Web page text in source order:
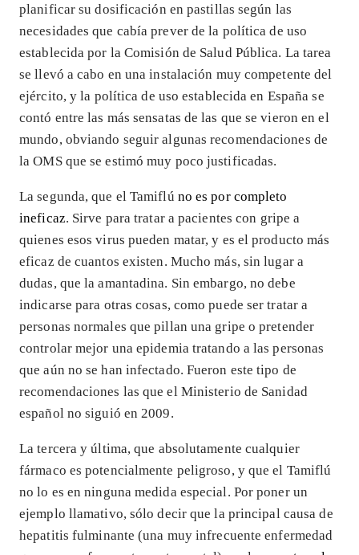
planificar su dosificación en pastillas según las
necesidades que cabía prever de la política de uso
establecida por la Comisión de Salud Pública. La tarea
se llevó a cabo en una instalación muy competente del
ejército, y la política de uso establecida en España se
contó entre las más sensatas de las que se vieron en el
mundo, obviando seguir algunas recomendaciones de
la OMS que se estimó muy poco justificadas.
La segunda, que el Tamiflú no es por completo
ineficaz. Sirve para tratar a pacientes con gripe a
quienes esos virus pueden matar, y es el producto más
eficaz de cuantos existen. Mucho más, sin lugar a
dudas, que la amantadina. Sin embargo, no debe
indicarse para otras cosas, como puede ser tratar a
personas normales que pillan una gripe o pretender
controlar mejor una epidemia tratando a las personas
que aún no se han infectado. Fueron este tipo de
recomendaciones las que el Ministerio de Sanidad
español no siguió en 2009.
La tercera y última, que absolutamente cualquier
fármaco es potencialmente peligroso, y que el Tamiflú
no lo es en ninguna medida especial. Por poner un
ejemplo llamativo, sólo decir que la principal causa de
hepatitis fulminante (una muy infrecuente enfermedad